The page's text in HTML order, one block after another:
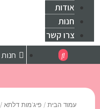
אודות
חנות
צרו קשר
חנות
עמוד הבית / פיג'מות דלתא /